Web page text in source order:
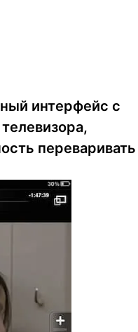
интерфейс с
переваривать